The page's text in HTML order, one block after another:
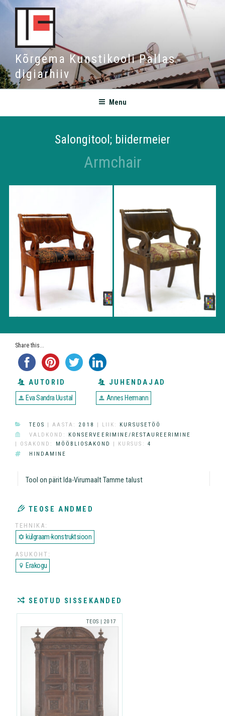
Kõrgema Kunstikooli Pallas
digiarhiiv
Menu
Salongitool; biidermeier
Armchair
Share this...
AUTORID
Eva Sandra Uustal
JUHENDAJAD
Annes Hermann
CATEGORIES
TEOS | AASTA: 2018 | LIIK: KURSUSETÖÖ
DIVISION
VALDKOND:
KONSERVEERIMINE/RESTAUREERIMINE
| OSAKOND:
MÖÖBLIOSAKOND | KURSUS: 4
TAGS
HINDAMINE
Tool on pärit Ida-Virumaalt Tamme talust
TEOSE ANDMED
TEHNIKA
külgraam-konstruktsioon
ASUKOHT
Erakogu
SEOTUD SISSEKANDED
TEOS 2017